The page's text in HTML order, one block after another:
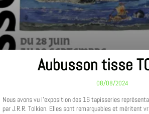
Aubusson tisse
08/08/2024
Nous avons vu l'exposition des 16 tapisseries
par J.R.R. Tolkien. Elles sont remarquables et méritent